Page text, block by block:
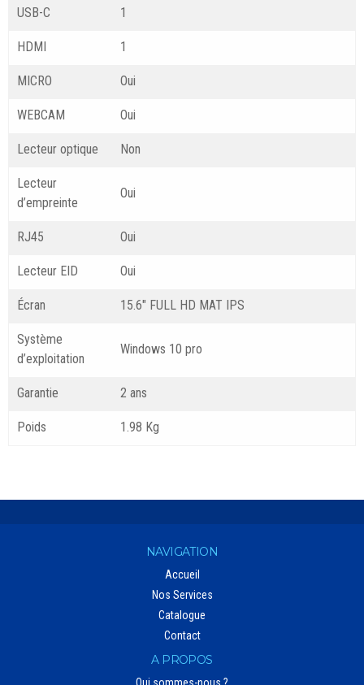
USB-C 1
HDMI 1
MICRO Oui
WEBCAM Oui
Lecteur optique Non
Lecteur
d’empreinte
Oui
RJ45 Oui
Lecteur EID Oui
Écran 15.6″ FULL HD MAT IPS
Système
d’exploitation
Windows 10 pro
Garantie 2 ans
Poids 1.98 Kg
NAVIGATION
Accueil
Nos Services
Catalogue
Contact
A PROPOS